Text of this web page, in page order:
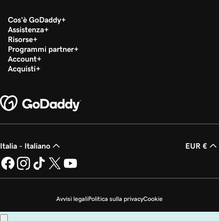
Cos'è GoDaddy
Assistenza
Risorse
Programmi partner
Account
Acquisti
Italia - Italiano EUR €
Avvisi legaliPolitica sulla privacyCookie